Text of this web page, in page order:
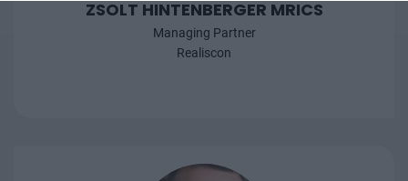
ZSOLT HINTENBERGER MRICS
Managing Partner
Realiscon